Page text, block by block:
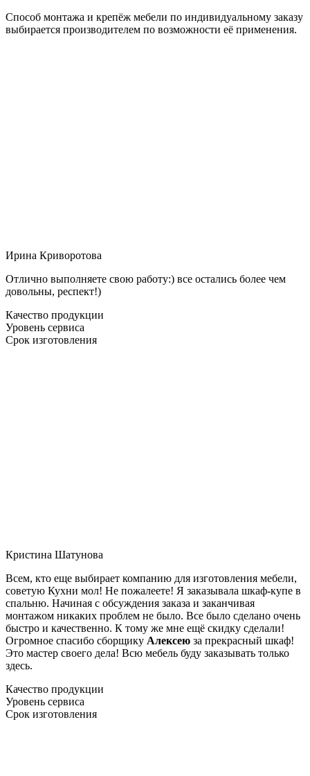
Способ монтажа и крепёж мебели по индивидуальному заказу
выбирается производителем по возможности её применения.
Ирина Криворотова
Отлично выполняете свою работу:) все остались более чем
довольны, респект!)
Качество продукции
Уровень сервиса
Срок изготовления
Кристина Шатунова
Всем, кто еще выбирает компанию для изготовления мебели,
советую Кухни мол! Не пожалеете! Я заказывала шкаф-купе в
спальню. Начиная с обсуждения заказа и заканчивая
монтажом никаких проблем не было. Все было сделано очень
быстро и качественно. К тому же мне ещё скидку сделали!
Огромное спасибо сборщику Алексею за прекрасный шкаф!
Это мастер своего дела! Всю мебель буду заказывать только
здесь.
Качество продукции
Уровень сервиса
Срок изготовления